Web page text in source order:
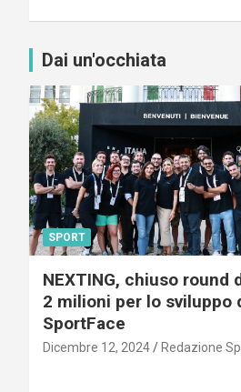
Dai un'occhiata
SPORT
NEXTING, chiuso round
2 milioni per lo sviluppo
SportFace
Dicembre 12, 2024 Redazione